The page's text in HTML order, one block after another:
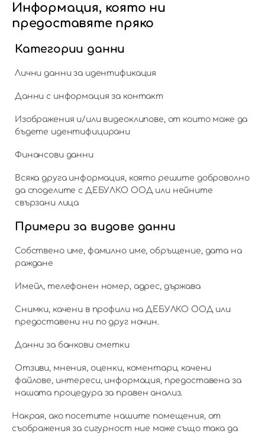
Информация, която ни
предоставяте пряко
Категории данни
Лични данни за идентификация
Данни с информация за контакт
Изображения и/или видеоклипове, от които може да
бъдете идентифицирани
Финансови данни
Всяка друга информация, която решите доброволно
да споделите с ДЕБУЛКО ООД или нейните
свързани лица
Примери за видове данни
Собствено име, фамилно име, обръщение, дата на
раждане
Имейл, телефонен номер, адрес, държава
Снимки, качени в профили на ДЕБУЛКО ООД или
предоставени ни по друг начин.
Данни за банкови сметки
Отзиви, мнения, оценки, коментари, качени
файлове, интереси, информация, предоставена за
нашата процедура за правен анализ.
Накрая, ако посетите нашите помещения, от
съображения за сигурност ние може също така да